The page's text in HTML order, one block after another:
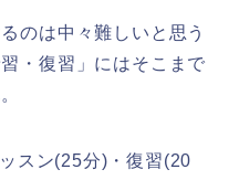
のは中々難しいと思う
・復習」にはそこまで
スン(25分)・復習(20